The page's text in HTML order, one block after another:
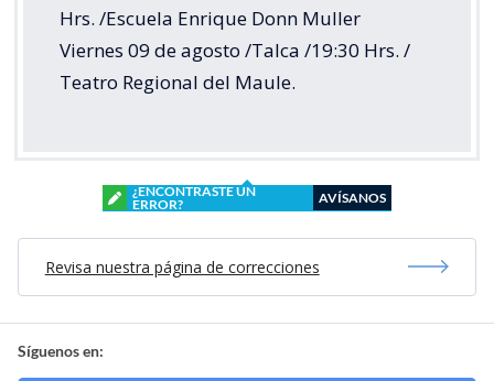
Hrs. /Escuela Enrique Donn Muller
Viernes 09 de agosto /Talca /19:30 Hrs. /
Teatro Regional del Maule.
¿ENCONTRASTE UN
ERROR?
AVÍSANOS
Revisa nuestra página de correcciones
Síguenos en: